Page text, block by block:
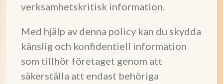
verksamhetskritisk information.
Med hjälp av denna policy kan du skydda
känslig och konfidentiell information
som tillhör företaget genom att
säkerställa att endast behöriga